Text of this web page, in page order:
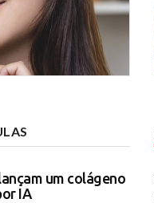
um colágeno
IA